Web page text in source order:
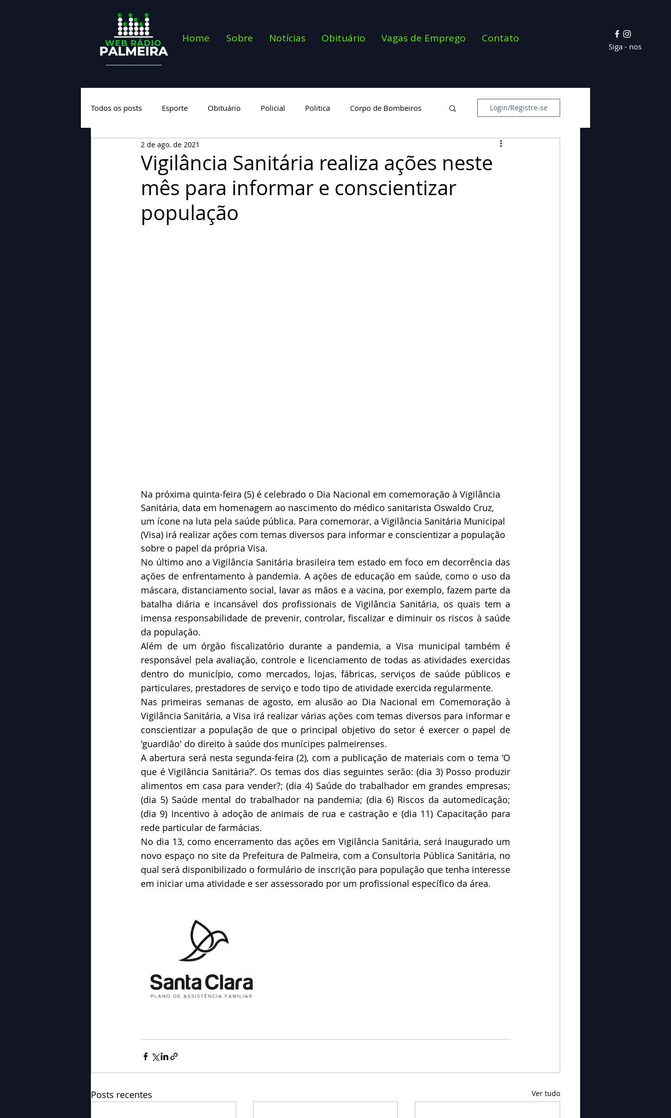
Home Sobre Notícias Obituário Vagas de Emprego Contato
Siga - nos
Todos os posts Esporte Obituário Policial Politica Corpo de Bombeiros
Geral Nova categoria
Login/Registre-se
Vigilância Sanitária realiza ações neste
mês para informar e conscientizar
população
2 de ago. de 2021
Na próxima quinta-feira (5) é celebrado o Dia Nacional em comemoração à Vigilância
Sanitária, data em homenagem ao nascimento do médico sanitarista Oswaldo Cruz,
um ícone na luta pela saúde pública. Para comemorar, a Vigilância Sanitária Municipal
(Visa) irá realizar ações com temas diversos para informar e conscientizar a população
sobre o papel da própria Visa.
No último ano a Vigilância Sanitária brasileira tem estado em foco em decorrência das
ações de enfrentamento à pandemia. A ações de educação em saúde, como o uso da
máscara, distanciamento social, lavar as mãos e a vacina, por exemplo, fazem parte da
batalha diária e incansável dos profissionais de Vigilância Sanitária, os quais tem a
imensa responsabilidade de prevenir, controlar, fiscalizar e diminuir os riscos à saúde
da população.
Além de um órgão fiscalizatório durante a pandemia, a Visa municipal também é
responsável pela avaliação, controle e licenciamento de todas as atividades exercidas
dentro do município, como mercados, lojas, fábricas, serviços de saúde públicos e
particulares, prestadores de serviço e todo tipo de atividade exercida regularmente.
Nas primeiras semanas de agosto, em alusão ao Dia Nacional em Comemoração à
Vigilância Sanitária, a Visa irá realizar várias ações com temas diversos para informar e
conscientizar a população de que o principal objetivo do setor é exercer o papel de
'guardião' do direito à saúde dos munícipes palmeirenses.
A abertura será nesta segunda-feira (2), com a publicação de materiais com o tema ‘O
que é Vigilância Sanitária?’. Os temas dos dias seguintes serão: (dia 3) Posso produzir
alimentos em casa para vender?; (dia 4) Saúde do trabalhador em grandes empresas;
(dia 5) Saúde mental do trabalhador na pandemia; (dia 6) Riscos da automedicação;
(dia 9) Incentivo à adoção de animais de rua e castração e (dia 11) Capacitação para
rede particular de farmácias.
No dia 13, como encerramento das ações em Vigilância Sanitária, será inaugurado um
novo espaço no site da Prefeitura de Palmeira, com a Consultoria Pública Sanitária, no
qual será disponibilizado o formulário de inscrição para população que tenha interesse
em iniciar uma atividade e ser assessorado por um profissional específico da área.
Posts recentes Ver tudo